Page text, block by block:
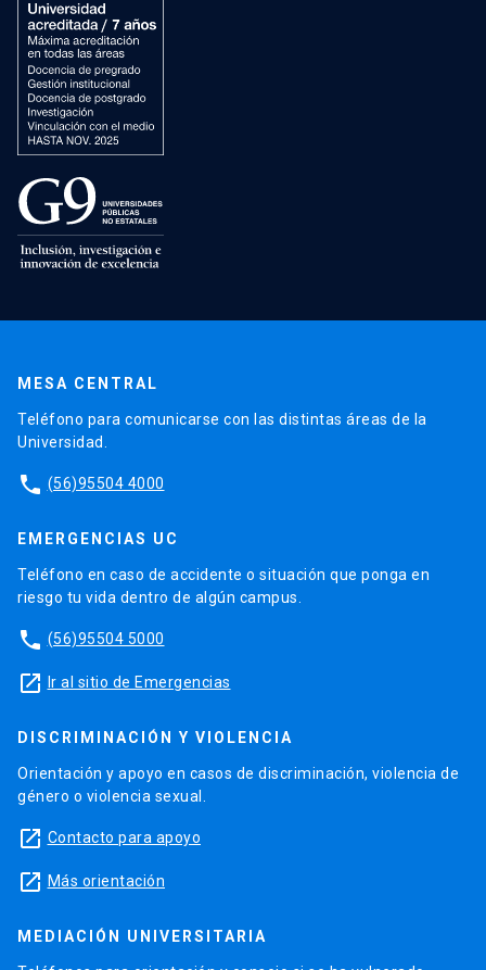
MESA CENTRAL
Teléfono para comunicarse con las distintas áreas de la
Universidad.
phone (56)95504 4000
EMERGENCIAS UC
Teléfono en caso de accidente o situación que ponga en
riesgo tu vida dentro de algún campus.
phone (56)95504 5000
launch Ir al sitio de Emergencias
DISCRIMINACIÓN Y VIOLENCIA
Orientación y apoyo en casos de discriminación, violencia de
género o violencia sexual.
launch Contacto para apoyo
launch Más orientación
MEDIACIÓN UNIVERSITARIA